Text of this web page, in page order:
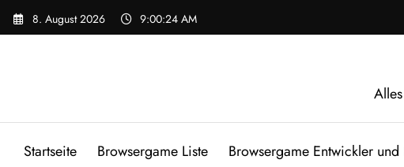
Zum
Inhalt
8. August 2026 9:00:25 AM
Startseite Browsergame Liste Browsergame Entwickler